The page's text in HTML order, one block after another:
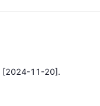
[2024-11-20].